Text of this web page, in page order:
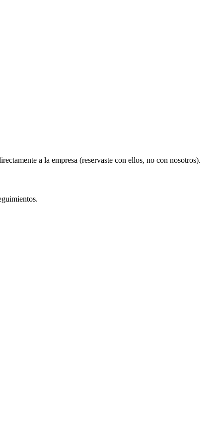
a la empresa (reservaste con ellos, no con nosotros).